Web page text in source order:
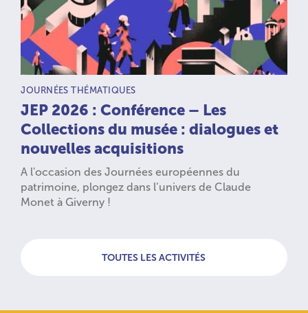
TYPE D’ACTIVITÉ :
JOURNÉES THÉMATIQUES
JEP 2026 : Conférence – Les
Collections du musée : dialogues et
nouvelles acquisitions
A l'occasion des Journées européennes du
patrimoine, plongez dans l’univers de Claude
Monet à Giverny !
TOUTES LES ACTIVITÉS